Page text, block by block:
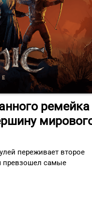
ремейка
переживает второе
превзошел самые